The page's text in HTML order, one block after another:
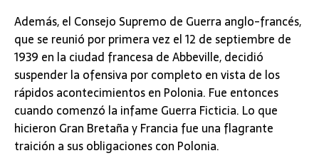
Además, el Consejo Supremo de Guerra anglo-francés,
que se reunió por primera vez el 12 de septiembre de
1939 en la ciudad francesa de Abbeville, decidió
suspender la ofensiva por completo en vista de los
rápidos acontecimientos en Polonia. Fue entonces
cuando comenzó la infame Guerra Ficticia. Lo que
hicieron Gran Bretaña y Francia fue una flagrante
traición a sus obligaciones con Polonia.